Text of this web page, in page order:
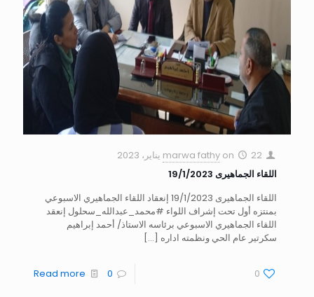
marwa fathy on
22 يناير، 2023
اللقاء الجماهيرى 19/1/2023
اللقاء الجماهيرى 19/1/2023 إنعقاد اللقاء الجماهيري الاسبوعي
بمنتزه أول تحت إشراف اللواء #محمد_عبدالله_سحلول إنعقد
اللقاء الجماهيري الاسبوعي برئاسه الاستاذ/ أحمد إبراهيم
سكرتير عام الحي ونظمته اداره […]
0
0
Read more